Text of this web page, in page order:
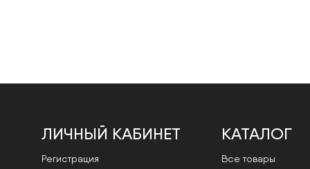
ЛИЧНЫЙ КАБИНЕТ
Регистрация
КАТАЛОГ
Все товары